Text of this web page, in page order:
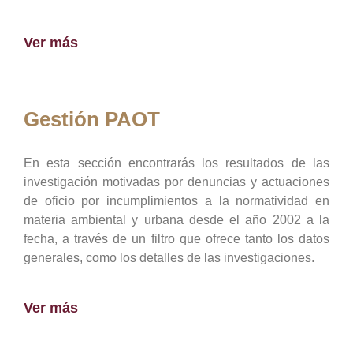
Ver más
Gestión PAOT
En esta sección encontrarás los resultados de las
investigación motivadas por denuncias y actuaciones
de oficio por incumplimientos a la normatividad en
materia ambiental y urbana desde el año 2002 a la
fecha, a través de un filtro que ofrece tanto los datos
generales, como los detalles de las investigaciones.
Ver más